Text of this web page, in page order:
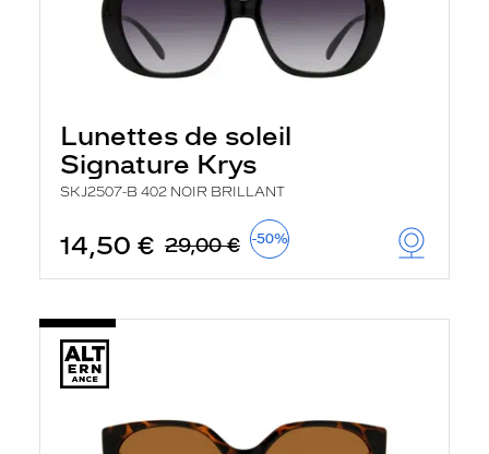
Lunettes de soleil
Signature Krys
SKJ2507-B 402 NOIR BRILLANT
14,50 € 29,00 € -50%